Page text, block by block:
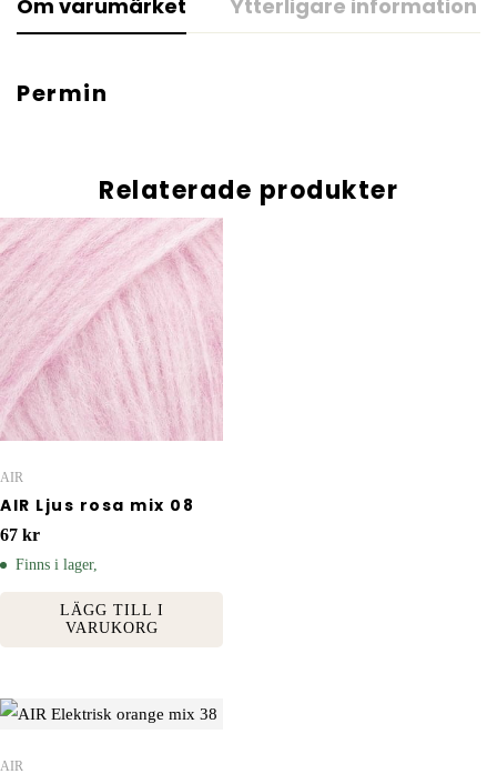
Om varumärket Ytterligare information
Permin
Relaterade produkter
AIR
AIR Ljus rosa mix 08
67 kr
Finns i lager,
LÄGG TILL I
VARUKORG
AIR